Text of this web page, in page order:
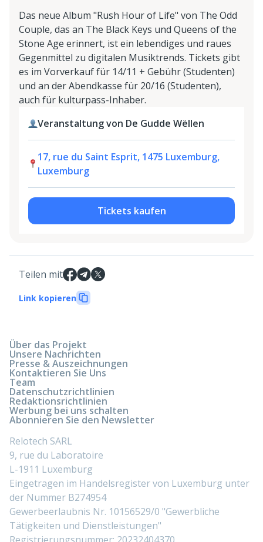
Das neue Album "Rush Hour of Life" von The Odd
Couple, das an The Black Keys und Queens of the
Stone Age erinnert, ist ein lebendiges und raues
Gegenmittel zu digitalen Musiktrends. Tickets gibt
es im Vorverkauf für 14/11 + Gebühr (Studenten)
und an der Abendkasse für 20/16 (Studenten),
auch für kulturpass-Inhaber.
Veranstaltung von De Gudde Wëllen
17, rue du Saint Esprit, 1475 Luxemburg,
Luxemburg
Tickets kaufen
Teilen mit
Link kopieren
Über das Projekt
Unsere Nachrichten
Presse & Auszeichnungen
Kontaktieren Sie Uns
Team
Datenschutzrichtlinien
Redaktionsrichtlinien
Werbung bei uns schalten
Abonnieren Sie den Newsletter
Relotech SARL
9, rue du Laboratoire
L-1911 Luxemburg
Eingetragen im Handelsregister von Luxemburg unter
der Nummer B274954
Gewerbeerlaubnis Nr. 10156529/0 "Gewerbliche
Tätigkeiten und Dienstleistungen"